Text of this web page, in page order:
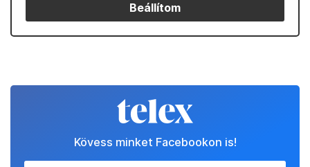
Beállítom
Kövess minket Facebookon is!